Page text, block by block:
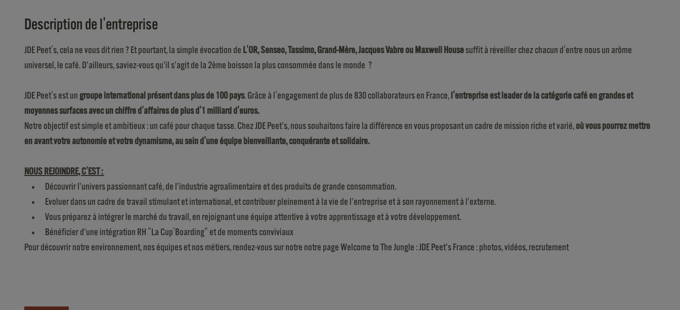
Description de l'entreprise
JDE Peet's, cela ne vous dit rien ? Et pourtant, la simple évocation de L'OR, Senseo, Tassimo, Grand-Mère, Jacques Vabre ou Maxwell Housesuffit à réveiller chez chacun d'entre nous un arôme
universel, le café. D’ailleurs, saviez-vous qu’il s’agit de la 2ème boisson la plus consommée dans le monde ?
JDE Peet's est un groupe international présent dans plus de 100 pays. Grâce à l'engagement de plus de 830 collaborateurs en France, l'entreprise est leader de la catégorie café en grandes et
moyennes surfaces avec un chiffre d'affaires de plus d'1 milliard d'euros.
Notre objectif est simple et ambitieux : un café pour chaque tasse. Chez JDE Peet’s, nous souhaitons faire la différence en vous proposant un cadre de mission riche et varié, où vous pourrez mettre
en avant votre autonomie et votre dynamisme, au sein d'une équipe bienveillante, conquérante et solidaire.
NOUS REJOINDRE, C'EST :
Découvrir l’univers passionnant café, de l’industrie agroalimentaire et des produits de grande consommation.
Evoluer dans un cadre de travail stimulant et international, et contribuer pleinement à la vie de l’entreprise et à son rayonnement à l’externe.
Vous préparez à intégrer le marché du travail, en rejoignant une équipe attentive à votre apprentissage et à votre développement.
Bénéficier d’une intégration RH "La Cup'Boarding" et de moments conviviaux
Pour découvrir notre environnement, nos équipes et nos métiers, rendez-vous sur notre notre page Welcome to The Jungle : JDE Peet’s France : photos, vidéos, recrutement